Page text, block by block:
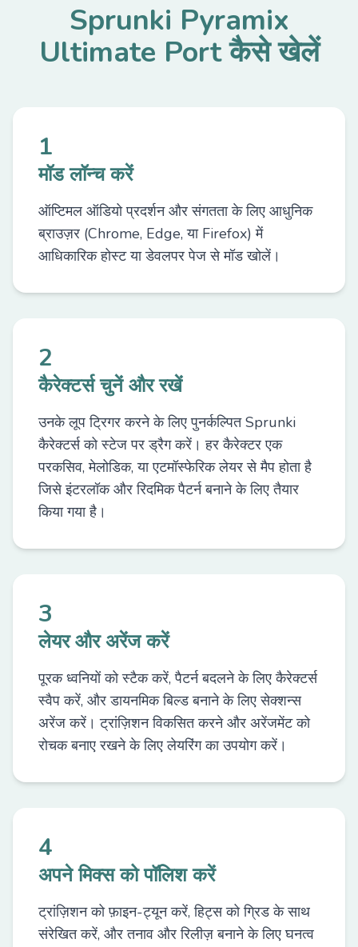
Sprunki Pyramix
Ultimate Port कैसे खेलें
1
मॉड लॉन्च करें
ऑप्टिमल ऑडियो प्रदर्शन और संगतता के लिए आधुनिक
ब्राउज़र (Chrome, Edge, या Firefox) में
आधिकारिक होस्ट या डेवलपर पेज से मॉड खोलें।
2
कैरेक्टर्स चुनें और रखें
उनके लूप ट्रिगर करने के लिए पुनर्कल्पित Sprunki
कैरेक्टर्स को स्टेज पर ड्रैग करें। हर कैरेक्टर एक
परकसिव, मेलोडिक, या एटमॉस्फेरिक लेयर से मैप होता है
जिसे इंटरलॉक और रिदमिक पैटर्न बनाने के लिए तैयार
किया गया है।
3
लेयर और अरेंज करें
पूरक ध्वनियों को स्टैक करें, पैटर्न बदलने के लिए कैरेक्टर्स
स्वैप करें, और डायनमिक बिल्ड बनाने के लिए सेक्शन्स
अरेंज करें। ट्रांज़िशन विकसित करने और अरेंजमेंट को
रोचक बनाए रखने के लिए लेयरिंग का उपयोग करें।
4
अपने मिक्स को पॉलिश करें
ट्रांज़िशन को फ़ाइन-ट्यून करें, हिट्स को ग्रिड के साथ
संरेखित करें, और तनाव और रिलीज़ बनाने के लिए घनत्व